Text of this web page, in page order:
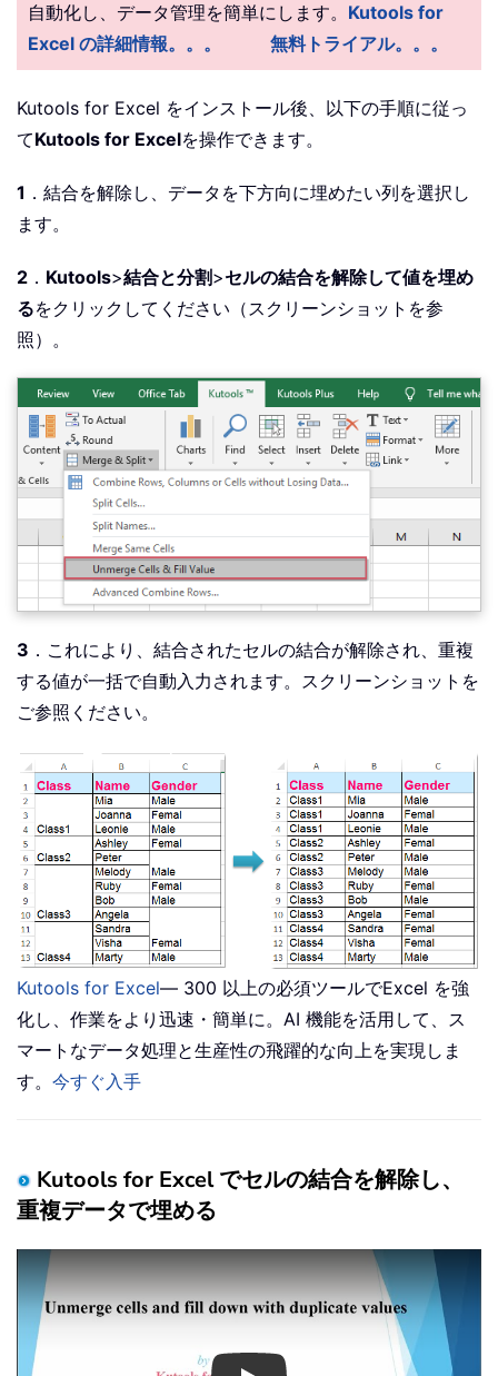
自動化し、データ管理を簡単にします。 Kutools for
Excel の詳細情報。。。
無料トライアル。。。
Kutools for Excel をインストール後、以下の手順に従っ
てKutools for Excelを操作できます。
1 ．結合を解除し、データを下方向に埋めたい列を選択し
ます。
2 ． Kutools>結合と分割>セルの結合を解除して値を埋め
るをクリックしてください（スクリーンショットを参
照）。
3 ．これにより、結合されたセルの結合が解除され、重複
する値が一括で自動入力されます。スクリーンショットを
ご参照ください。
Kutools for Excel— 300 以上の必須ツールでExcel を強
化し、作業をより迅速・簡単に。AI 機能を活用して、ス
マートなデータ処理と生産性の飛躍的な向上を実現しま
す。 今すぐ入手
Kutools for Excel でセルの結合を解除し、
重複データで埋める